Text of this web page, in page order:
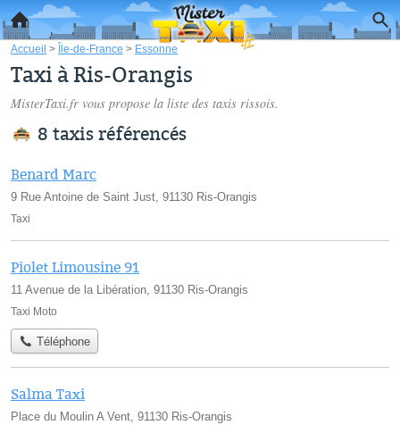
Accueil > Île-de-France > Essonne
Taxi à Ris-Orangis
MisterTaxi.fr vous propose la liste des taxis rissois.
8 taxis référencés
Benard Marc
9 Rue Antoine de Saint Just, 91130 Ris-Orangis
Taxi
Piolet Limousine 91
11 Avenue de la Libération, 91130 Ris-Orangis
Taxi Moto
Téléphone
Salma Taxi
Place du Moulin A Vent, 91130 Ris-Orangis